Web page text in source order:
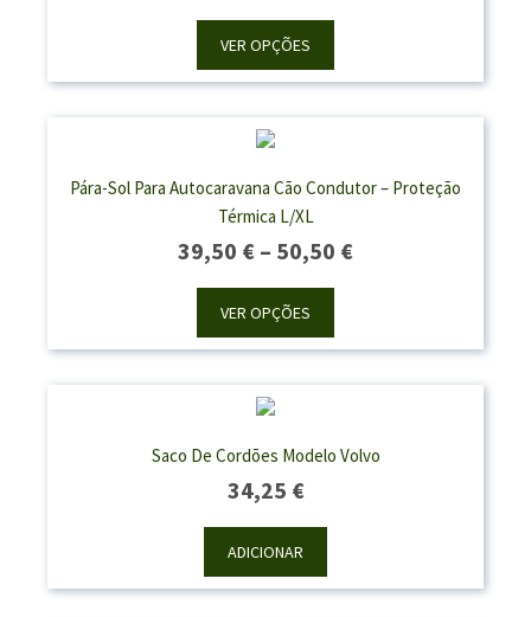
Through
VER OPÇÕES
Pára-Sol Para Autocaravana Cão Condutor – Proteção
Térmica L/XL
39,50 € – 50,50 €Price
Through
VER OPÇÕES
Saco De Cordões Modelo Volvo
34,25 €
ADICIONAR